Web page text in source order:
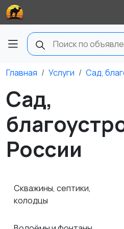
Главная Услуги Сад,
Сад,
России
Скважины, септики,
колодцы